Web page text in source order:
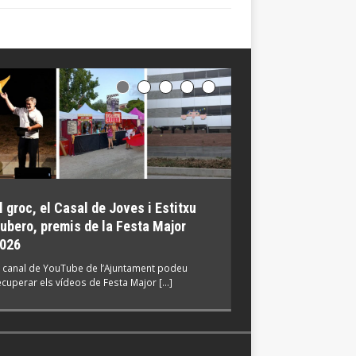
groc, el Casal de Joves i Estitxu
premis de la Festa Major
canal de YouTube de l’Ajuntament podeu
els vídeos de Festa Major […]